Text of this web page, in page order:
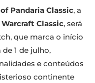
Pandaria Classic, a
Classic, será
que marca o início
1 de julho,
e conteúdos
continente